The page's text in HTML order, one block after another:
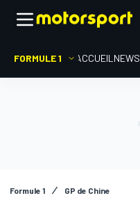
FORMULE 1 ACCUEIL NEWS
Formule 1 GP de Chine